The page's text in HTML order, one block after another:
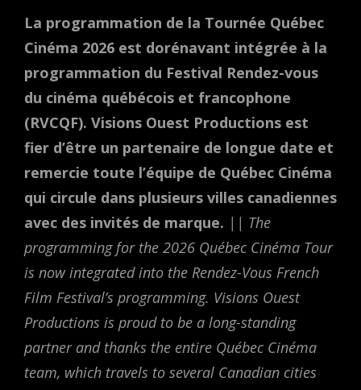
La programmation de la Tournée Québec
Cinéma 2026 est dorénavant intégrée à la
programmation du Festival Rendez-vous
du cinéma québécois et francophone
(RVCQF). Visions Ouest Productions est
fier d’être un partenaire de longue date et
remercie toute l’équipe de Québec Cinéma
qui circule dans plusieurs villes canadiennes
avec des invités de marque. || The
programming for the 2026 Québec Cinéma Tour
is now integrated into the Rendez-Vous French
Film Festival’s programming. Visions Ouest
Productions is proud to be a long-standing
partner and thanks the entire Québec Cinéma
team, which travels to several Canadian cities